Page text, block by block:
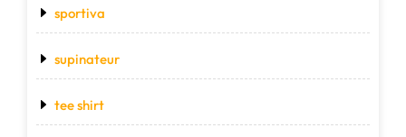
sportiva
supinateur
tee shirt